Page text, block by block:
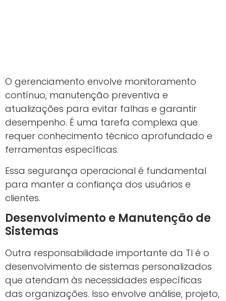
O gerenciamento envolve monitoramento
contínuo, manutenção preventiva e
atualizações para evitar falhas e garantir
desempenho. É uma tarefa complexa que
requer conhecimento técnico aprofundado e
ferramentas específicas.
Essa segurança operacional é fundamental
para manter a confiança dos usuários e
clientes.
Desenvolvimento e Manutenção de
Sistemas
Outra responsabilidade importante da TI é o
desenvolvimento de sistemas personalizados
que atendam às necessidades específicas
das organizações. Isso envolve análise, projeto,